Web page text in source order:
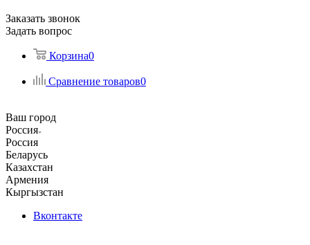
Заказать звонок
Задать вопрос
Корзина0
Сравнение товаров0
Ваш город
Россия
Россия
Беларусь
Казахстан
Армения
Кыргызстан
Вконтакте